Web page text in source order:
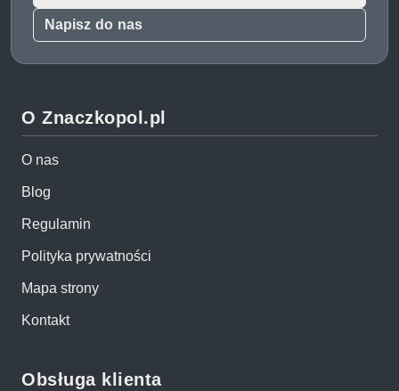
Napisz do nas
O Znaczkopol.pl
O nas
Blog
Regulamin
Polityka prywatności
Mapa strony
Kontakt
Obsługa klienta